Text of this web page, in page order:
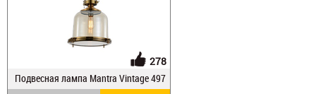
278
Подвесная лампа Mantra Vintage 497
0